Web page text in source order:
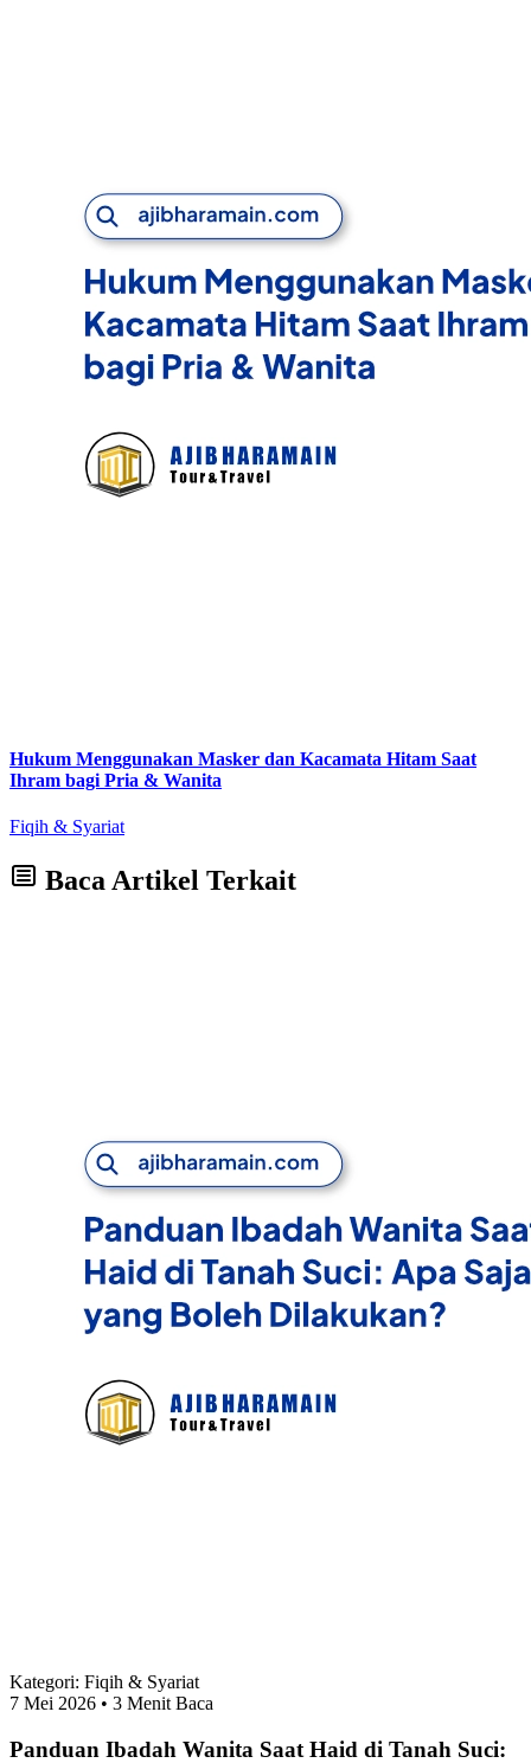
Hukum Menggunakan Masker dan Kacamata Hitam Saat
Ihram bagi Pria & Wanita
Fiqih & Syariat
Baca Artikel Terkait
Kategori: Fiqih & Syariat
7 Mei 2026 • 3 Menit Baca
Panduan Ibadah Wanita Saat Haid di Tanah Suci: